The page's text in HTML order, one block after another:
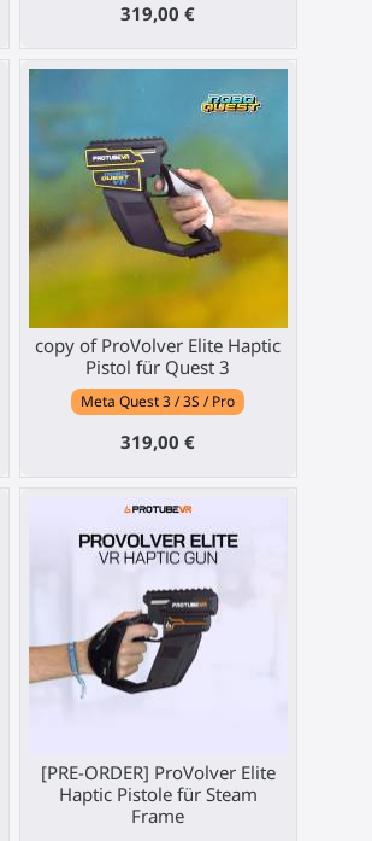
319,00 €
copy of ProVolver Elite Haptic
Pistol für Quest 3
Meta Quest 3 / 3S / Pro
319,00 €
[PRE-ORDER] ProVolver Elite
Haptic Pistole für Steam
Frame